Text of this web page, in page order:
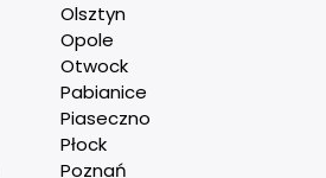
Olsztyn
Opole
Otwock
Pabianice
Piaseczno
Płock
Poznań